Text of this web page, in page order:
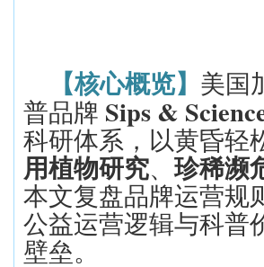
【核心概览】 美国
普品牌 Sips &
科研体系，以黄昏轻
用植物研究、珍稀濒
本文复盘品牌运营规
公益运营逻辑与科普
壁垒。